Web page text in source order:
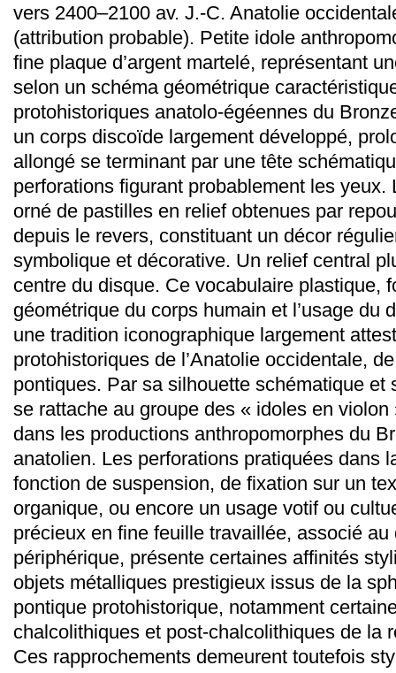
vers 2400–2100 av. J.-C. Anatolie
(attribution probable). Petite idole
fine plaque d’argent martelé, représentant
selon un schéma géométrique
protohistoriques anatolo-égéennes du
un corps discoïde largement développé,
allongé se terminant par une tête
perforations figurant probablement les yeux.
orné de pastilles en relief obtenues par
depuis le revers, constituant un décor
symbolique et décorative. Un relief central
centre du disque. Ce vocabulaire plastique,
géométrique du corps humain et l’usage du
une tradition iconographique largement
protohistoriques de l’Anatolie occidentale,
pontiques. Par sa silhouette schématique et
se rattache au groupe des « idoles en
dans les productions anthropomorphes du
anatolien. Les perforations pratiquées dans
fonction de suspension, de fixation sur un
organique, ou encore un usage votif ou
précieux en fine feuille travaillée, associé au
périphérique, présente certaines affinités
objets métalliques prestigieux issus de la
pontique protohistorique, notamment
chalcolithiques et post-chalcolithiques de la
Ces rapprochements demeurent toutefois